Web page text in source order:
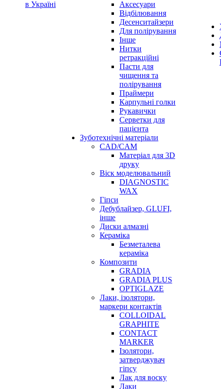
в Україні
Аксесуари
Відбілювання
Десенситайзери
Для полірування
Інше
Нитки
ретракційні
Пасти для
чищення та
полірування
Праймери
Карпульні голки
Рукавички
Серветки для
пацієнта
Зуботехнічні матеріали
CAD/CAM
Матеріал для 3D
друку
Віск моделювальний
DIAGNOSTIC
WAX
Гіпси
Дебублайзер, GLUFI,
інше
Диски алмазні
Кераміка
Безметалева
кераміка
Композити
GRADIA
GRADIA PLUS
OPTIGLAZE
Лаки, ізолятори,
маркери контактів
COLLOIDAL
GRAPHITE
CONTACT
MARKER
Ізолятори,
затверджувач
гіпсу
Лак для воску
Лаки